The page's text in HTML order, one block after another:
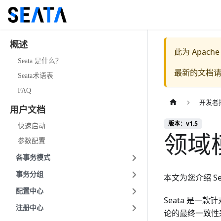
概述
Seata 是什么？
Seata术语表
FAQ
用户文档
快速启动
参数配置
各事务模式
事务分组
配置中心
注册中心
此为
最新的文档
开发者
版本：v1.5
领域
本文为您介绍
Seata 是一款
论的最终一致